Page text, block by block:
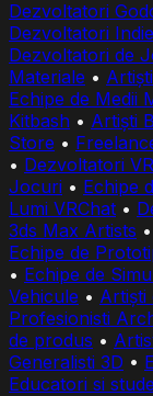
Dezvoltatori
Dezvoltatori
Dezvoltatori de
Materiale •
Echipe de Medii
Kitbash • Artiști
Store •
• Dezvoltatori
Jocuri • Echipe
Lumi VRChat •
3ds Max Artists •
Echipe de
• Echipe de
Vehicule • Artiști
Profesionisti
de produs •
Generalisti 3D •
Educatori si